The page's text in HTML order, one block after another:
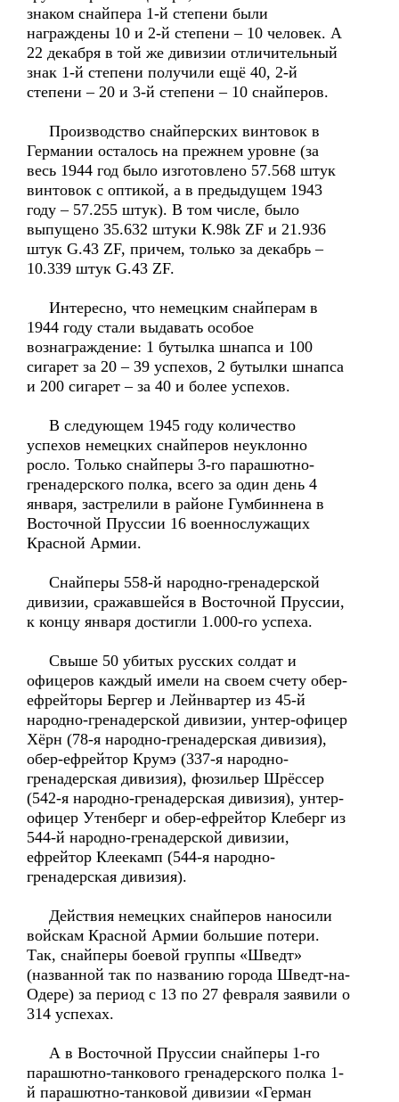
знаком снайпера 1-й степени были
награждены 10 и 2-й степени – 10 человек. А
22 декабря в той же дивизии отличительный
знак 1-й степени получили ещё 40, 2-й
степени – 20 и 3-й степени – 10 снайперов.
Производство снайперских винтовок в
Германии осталось на прежнем уровне (за
весь 1944 год было изготовлено 57.568 штук
винтовок с оптикой, а в предыдущем 1943
году – 57.255 штук). В том числе, было
выпущено 35.632 штуки К.98k ZF и 21.936
штук G.43 ZF, причем, только за декабрь –
10.339 штук G.43 ZF.
Интересно, что немецким снайперам в
1944 году стали выдавать особое
вознаграждение: 1 бутылка шнапса и 100
сигарет за 20 – 39 успехов, 2 бутылки шнапса
и 200 сигарет – за 40 и более успехов.
В следующем 1945 году количество
успехов немецких снайперов неуклонно
росло. Только снайперы 3-го парашютно-
гренадерского полка, всего за один день 4
января, застрелили в районе Гумбиннена в
Восточной Пруссии 16 военнослужащих
Красной Армии.
Снайперы 558-й народно-гренадерской
дивизии, сражавшейся в Восточной Пруссии,
к концу января достигли 1.000-го успеха.
Свыше 50 убитых русских солдат и
офицеров каждый имели на своем счету обер-
ефрейторы Бергер и Лейнвартер из 45-й
народно-гренадерской дивизии, унтер-офицер
Хёрн (78-я народно-гренадерская дивизия),
обер-ефрейтор Крумэ (337-я народно-
гренадерская дивизия), фюзильер Шрёссер
(542-я народно-гренадерская дивизия), унтер-
офицер Утенберг и обер-ефрейтор Клеберг из
544-й народно-гренадерской дивизии,
ефрейтор Клеекамп (544-я народно-
гренадерская дивизия).
Действия немецких снайперов наносили
войскам Красной Армии большие потери.
Так, снайперы боевой группы «Шведт»
(названной так по названию города Шведт-на-
Одере) за период с 13 по 27 февраля заявили о
314 успехах.
А в Восточной Пруссии снайперы 1-го
парашютно-танкового гренадерского полка 1-
й парашютно-танковой дивизии «Герман